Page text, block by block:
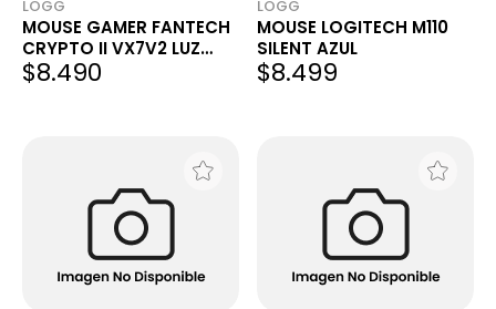
LOGG
MOUSE GAMER FANTECH
CRYPTO II VX7V2 LUZ
RAINBOW 8K DPI 6
BOTONES USB NEGRO
$8.490
LOGG
MOUSE LOGITECH M110
SILENT AZUL
$8.499